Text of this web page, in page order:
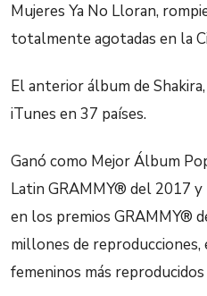
Mujeres Ya No Lloran,
totalmente agotadas en la
El anterior álbum de
iTunes en 37 países.
Ganó como Mejor Álbum
Latin GRAMMY® del 2017
en los premios GRAMMY®
millones de reproducciones,
femeninos más